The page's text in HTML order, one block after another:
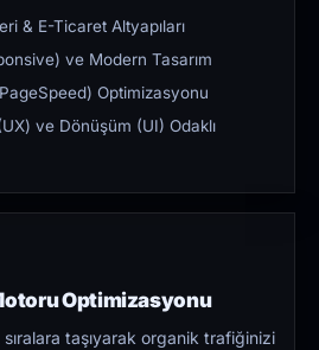
& E-Ticaret Altyapıları
ve Modern Tasarım
Optimizasyonu
ve Dönüşüm (UI) Odaklı
Optimizasyonu
taşıyarak organik trafiğinizi